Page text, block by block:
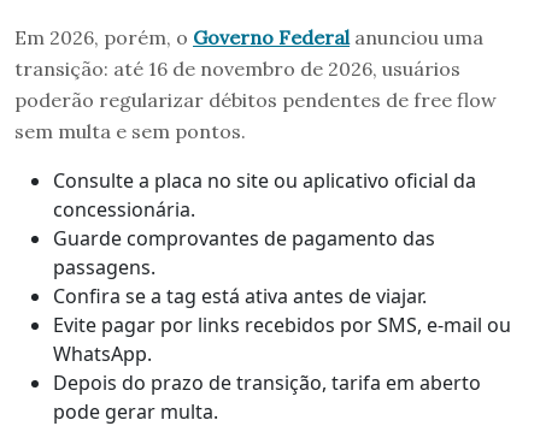
Em 2026, porém, o Governo Federal anunciou uma
transição: até 16 de novembro de 2026, usuários
poderão regularizar débitos pendentes de free flow
sem multa e sem pontos.
Consulte a placa no site ou aplicativo oficial da
concessionária.
Guarde comprovantes de pagamento das
passagens.
Confira se a tag está ativa antes de viajar.
Evite pagar por links recebidos por SMS, e-mail ou
WhatsApp.
Depois do prazo de transição, tarifa em aberto
pode gerar multa.